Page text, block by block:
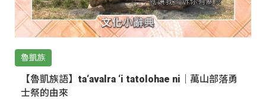
魯凱族
【魯凱族語】ta‘avalra ‘i tatolohae ni｜萬山部落勇
士祭的由來